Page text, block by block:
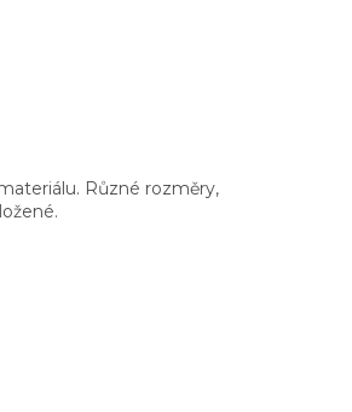
Různé rozměry,